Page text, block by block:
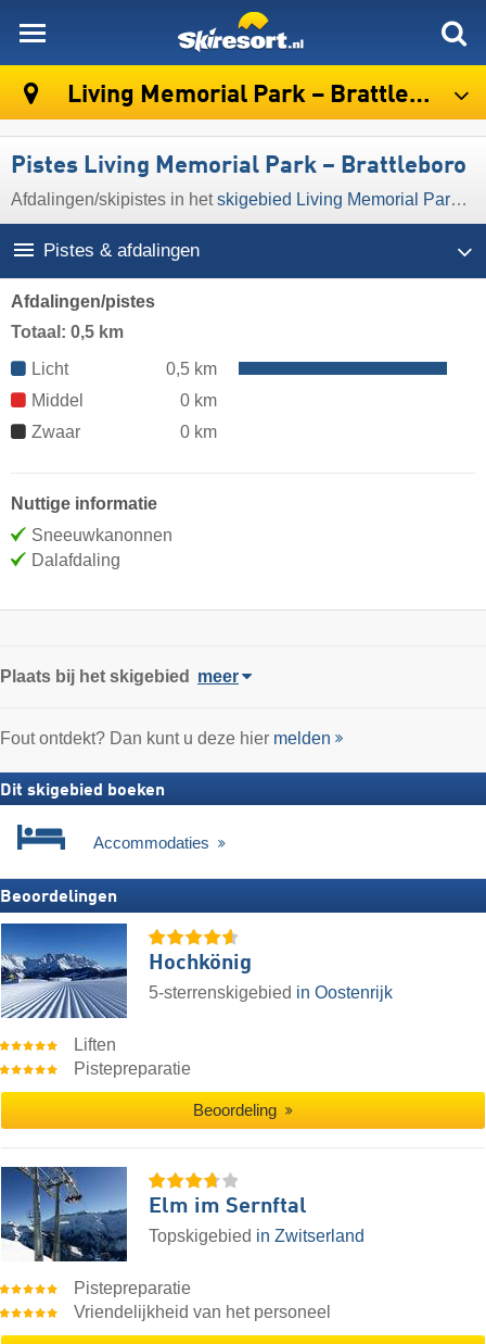
Living Memorial Park – Brattleboro
Pistes Living Memorial Park – Brattleboro
Afdalingen/​skipistes in hetskigebied Living Memorial Park – Brattleboro
Pistes & afdalingen
Afdalingen/pistes
Totaal: 0,5 km
Licht
0,5 km
Middel
0 km
Zwaar
0 km
Nuttige informatie
Sneeuwkanonnen
Dalafdaling
Plaats bij het skigebied meer
Fout ontdekt? Dan kunt u deze hier melden
Dit skigebied boeken
Accommodaties
Beoordelingen
Hochkönig
5-sterrenskigebied in Oostenrijk
Liften
Pistepreparatie
Beoordeling
Elm im Sernftal
Topskigebied in Zwitserland
Pistepreparatie
Vriendelijkheid van het personeel